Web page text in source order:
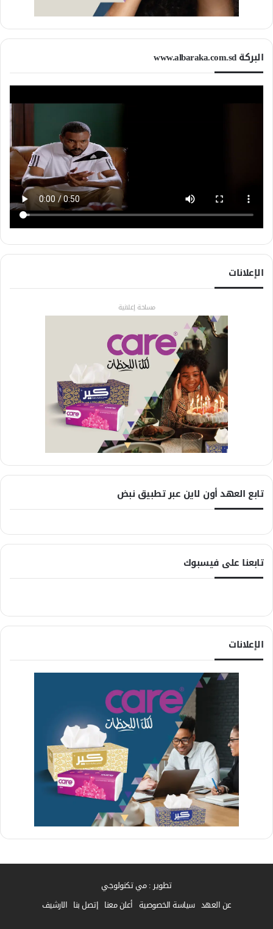
البركة www.albaraka.com.sd
الإعلانات
مساحة إعلانية
تابع العهد أون لاين عبر تطبيق نبض
تابعنا على فيسبوك
الإعلانات
تطوير : مي تكنولوجي
عن العهد سياسة الخصوصية أعلن معنا إتصل بنا الارشيف